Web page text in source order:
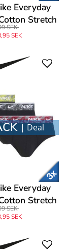
Everyday
Stretch
Brief
SEK
SEK
| Deal
Everyday
Stretch
Brief
SEK
SEK